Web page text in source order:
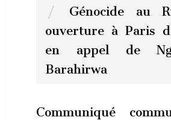
Génocide au
ouverture à Paris
en appel de
Barahirwa
Communiqué